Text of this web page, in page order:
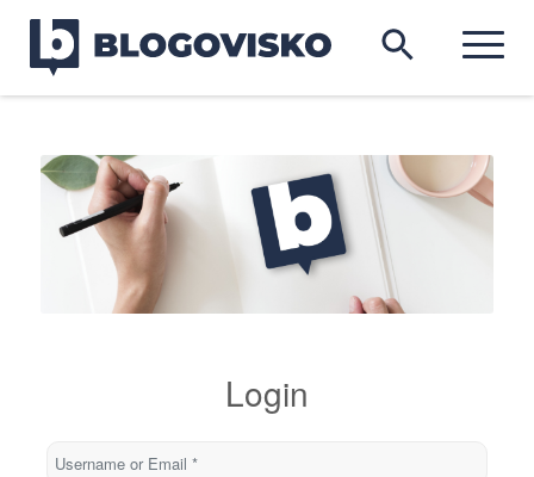
Login
Username or Email